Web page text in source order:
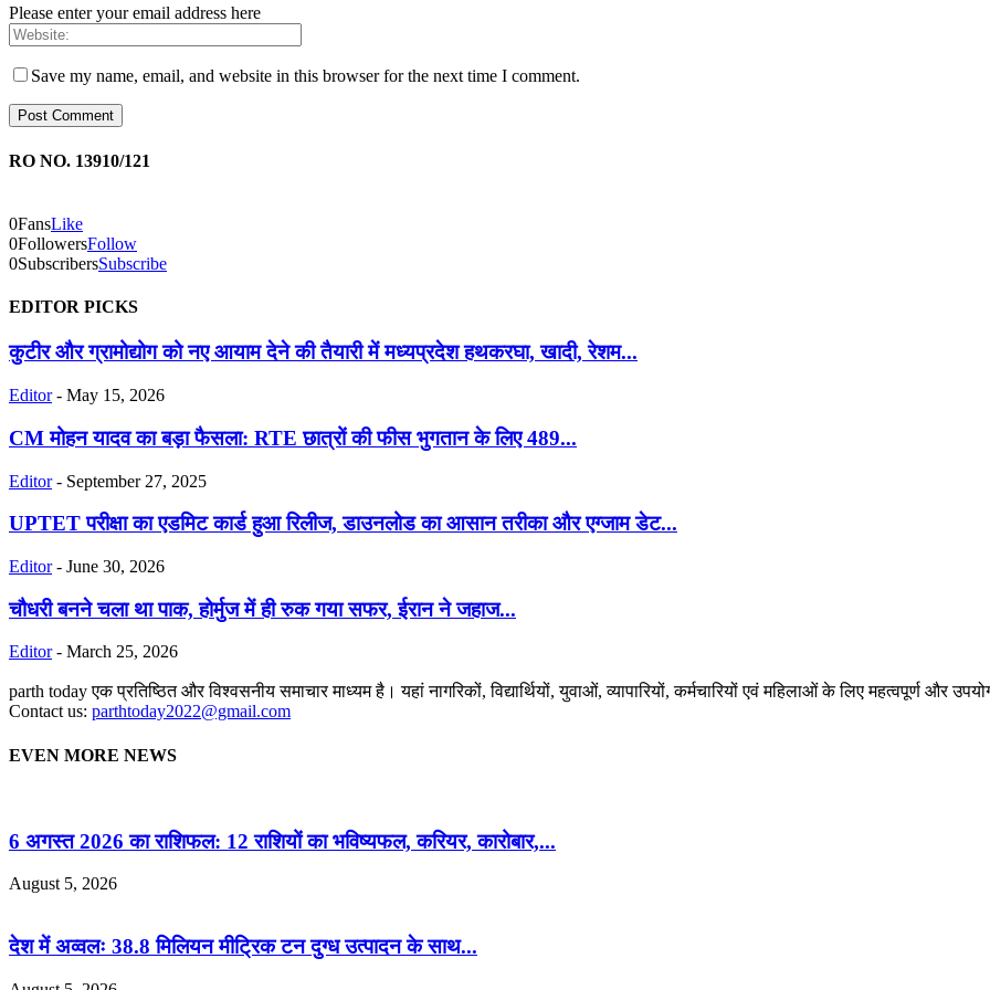
Please enter your email address here
Save my name, email, and website in this browser for the next time I comment.
RO NO. 13910/121
0FansLike
0FollowersFollow
0SubscribersSubscribe
EDITOR PICKS
कुटीर और ग्रामोद्योग को नए आयाम देने की तैयारी में मध्यप्रदेश हथकरघा, खादी, रेशम...
Editor - May 15, 2026
CM मोहन यादव का बड़ा फैसला: RTE छात्रों की फीस भुगतान के लिए 489...
Editor - September 27, 2025
UPTET परीक्षा का एडमिट कार्ड हुआ रिलीज, डाउनलोड का आसान तरीका और एग्जाम डेट...
Editor - June 30, 2026
चौधरी बनने चला था पाक, होर्मुज में ही रुक गया सफर, ईरान ने जहाज...
Editor - March 25, 2026
parth today एक प्रतिष्ठित और विश्वसनीय समाचार माध्यम है। यहां नागरिकों, विद्यार्थियों, युवाओं, व्यापारियों, कर्मचारियों एवं महिलाओं के लिए महत्वपूर्ण और
Contact us: parthtoday2022@gmail.com
EVEN MORE NEWS
6 अगस्त 2026 का राशिफल: 12 राशियों का भविष्यफल, करियर, कारोबार,...
August 5, 2026
देश में अव्वलः 38.8 मिलियन मीट्रिक टन दुग्ध उत्पादन के साथ...